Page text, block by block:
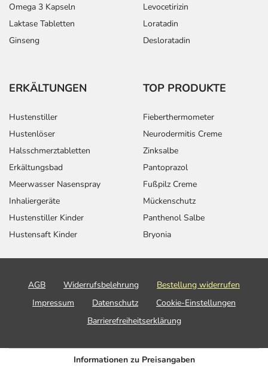
Omega 3 Kapseln
Laktase Tabletten
Ginseng
Levocetirizin
Loratadin
Desloratadin
ERKÄLTUNGEN
Hustenstiller
Hustenlöser
Halsschmerztabletten
Erkältungsbad
Meerwasser Nasenspray
Inhaliergeräte
Hustenstiller Kinder
Hustensaft Kinder
TOP PRODUKTE
Fieberthermometer
Neurodermitis Creme
Zinksalbe
Pantoprazol
Fußpilz Creme
Mückenschutz
Panthenol Salbe
Bryonia
AGB Widerrufsbelehrung
Bestellung widerrufen
Impressum
Datenschutz
Cookie-Einstellungen
Barrierefreiheitserklärung
Informationen zu Preisangaben